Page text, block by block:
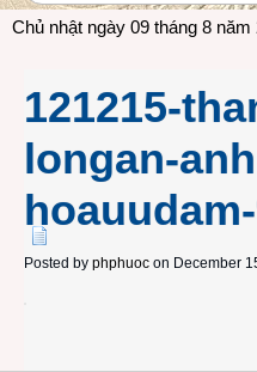
Chủ nhật ngày 09 tháng 8 năm
121215-
longan-
Posted by phphuoc on December